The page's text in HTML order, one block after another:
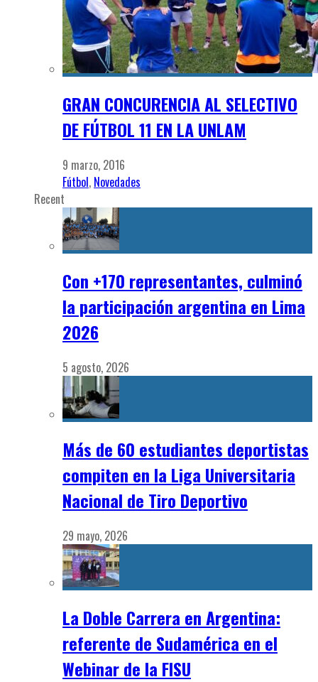
GRAN CONCURENCIA AL SELECTIVO
DE FÚTBOL 11 EN LA UNLAM
9 marzo, 2016
Fútbol, Novedades
Recent
Con +170 representantes, culminó
la participación argentina en Lima
2026
5 agosto, 2026
Más de 60 estudiantes deportistas
compiten en la Liga Universitaria
Nacional de Tiro Deportivo
29 mayo, 2026
La Doble Carrera en Argentina:
referente de Sudamérica en el
Webinar de la FISU